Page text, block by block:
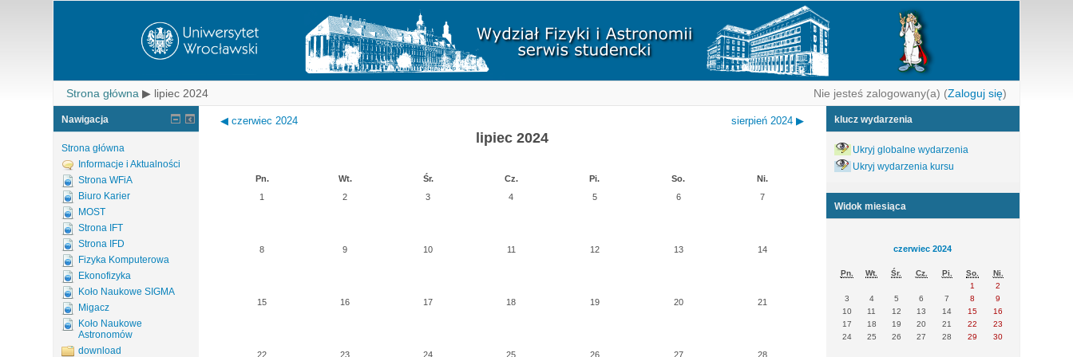
Strona główna ▶ lipiec 2024 Nie jesteś zalogowany(a) (Zaloguj się)
◀ czerwiec 2024
lipiec 2024
sierpień 2024 ▶
Pn. Wt. Śr. Cz. Pi. So.
Ni.
1
2 3 4 5 6 7
8 9 10 11 12 13 14
15 16 17 18 19 20 21
22 23 24 25 26 27 28
Nawigacja
Strona główna
Informacje i Aktualności
Strona WFiA
Biuro Karier
MOST
Strona IFT
Strona IFD
Fizyka Komputerowa
Ekonofizyka
Koło Naukowe SIGMA
Migacz
Koło Naukowe
Astronomów
download
klucz wydarzenia
Ukryj globalne wydarzenia
Ukryj wydarzenia kursu
Widok miesiąca
czerwiec 2024
Pn. Wt. Śr. Cz. Pi. So.
Ni.
1
2
3
4 5 6 7 8
9
10
11 12 13 14 15
16
17
18 19 20 21 22
23
24
25 26 27 28 29 30